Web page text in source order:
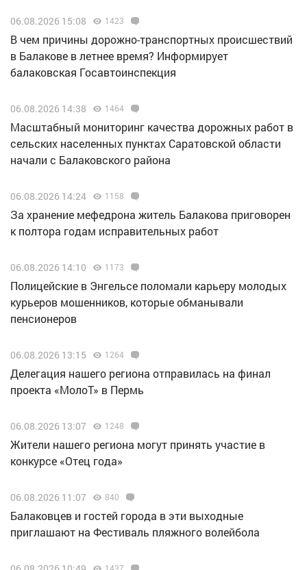
06.08.2026 15:08 1423
В чем причины дорожно-транспортных происшествий
в Балакове в летнее время? Информирует
балаковская Госавтоинспекция
06.08.2026 14:38 1464
Масштабный мониторинг качества дорожных работ в
сельских населенных пунктах Саратовской области
начали с Балаковского района
06.08.2026 14:24 1158
За хранение мефедрона житель Балакова приговорен
к полтора годам исправительных работ
06.08.2026 14:10 1173
Полицейские в Энгельсе поломали карьеру молодых
курьеров мошенников, которые обманывали
пенсионеров
06.08.2026 13:15 1264
Делегация нашего региона отправилась на финал
проекта «МолоТ» в Пермь
06.08.2026 13:07 1248
Жители нашего региона могут принять участие в
конкурсе «Отец года»
06.08.2026 11:07 840
Балаковцев и гостей города в эти выходные
приглашают на Фестиваль пляжного волейбола